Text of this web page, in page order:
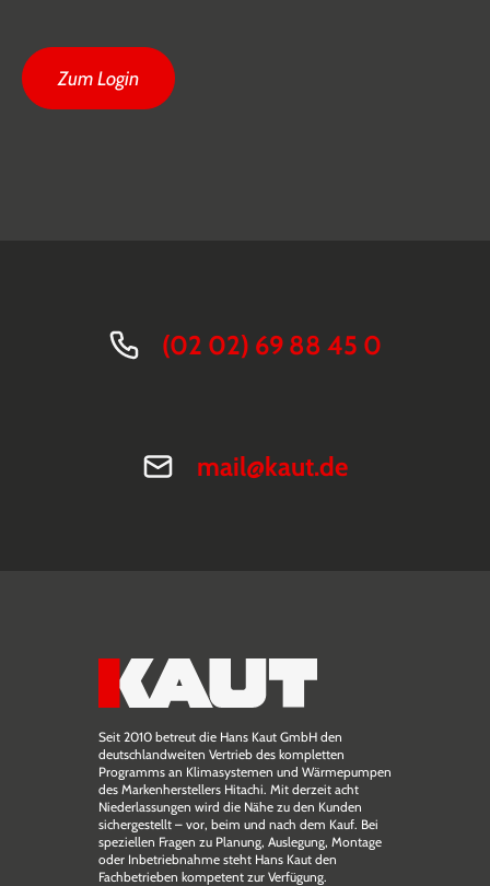
Zum Login
(02 02) 69 88 45 0
mail@kaut.de
Seit 2010 betreut die Hans Kaut GmbH den
deutschlandweiten Vertrieb des kompletten
Programms an Klimasystemen und Wärmepumpen
des Markenherstellers Hitachi. Mit derzeit acht
Niederlassungen wird die Nähe zu den Kunden
sichergestellt – vor, beim und nach dem Kauf. Bei
speziellen Fragen zu Planung, Auslegung, Montage
oder Inbetriebnahme steht Hans Kaut den
Fachbetrieben kompetent zur Verfügung.